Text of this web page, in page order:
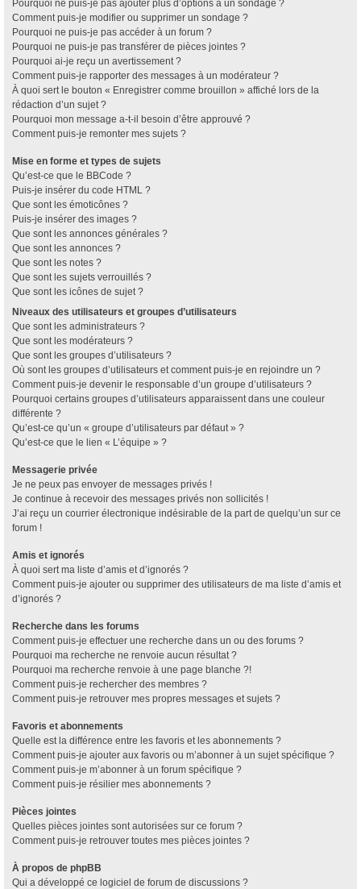
Pourquoi ne puis-je pas ajouter plus d’options à un sondage ?
Comment puis-je modifier ou supprimer un sondage ?
Pourquoi ne puis-je pas accéder à un forum ?
Pourquoi ne puis-je pas transférer de pièces jointes ?
Pourquoi ai-je reçu un avertissement ?
Comment puis-je rapporter des messages à un modérateur ?
À quoi sert le bouton « Enregistrer comme brouillon » affiché lors de la
rédaction d’un sujet ?
Pourquoi mon message a-t-il besoin d’être approuvé ?
Comment puis-je remonter mes sujets ?
Mise en forme et types de sujets
Qu’est-ce que le BBCode ?
Puis-je insérer du code HTML ?
Que sont les émoticônes ?
Puis-je insérer des images ?
Que sont les annonces générales ?
Que sont les annonces ?
Que sont les notes ?
Que sont les sujets verrouillés ?
Que sont les icônes de sujet ?
Niveaux des utilisateurs et groupes d’utilisateurs
Que sont les administrateurs ?
Que sont les modérateurs ?
Que sont les groupes d’utilisateurs ?
Où sont les groupes d’utilisateurs et comment puis-je en rejoindre un ?
Comment puis-je devenir le responsable d’un groupe d’utilisateurs ?
Pourquoi certains groupes d’utilisateurs apparaissent dans une couleur
différente ?
Qu’est-ce qu’un « groupe d’utilisateurs par défaut » ?
Qu’est-ce que le lien « L’équipe » ?
Messagerie privée
Je ne peux pas envoyer de messages privés !
Je continue à recevoir des messages privés non sollicités !
J’ai reçu un courrier électronique indésirable de la part de quelqu’un sur ce
forum !
Amis et ignorés
À quoi sert ma liste d’amis et d’ignorés ?
Comment puis-je ajouter ou supprimer des utilisateurs de ma liste d’amis et
d’ignorés ?
Recherche dans les forums
Comment puis-je effectuer une recherche dans un ou des forums ?
Pourquoi ma recherche ne renvoie aucun résultat ?
Pourquoi ma recherche renvoie à une page blanche ?!
Comment puis-je rechercher des membres ?
Comment puis-je retrouver mes propres messages et sujets ?
Favoris et abonnements
Quelle est la différence entre les favoris et les abonnements ?
Comment puis-je ajouter aux favoris ou m’abonner à un sujet spécifique ?
Comment puis-je m’abonner à un forum spécifique ?
Comment puis-je résilier mes abonnements ?
Pièces jointes
Quelles pièces jointes sont autorisées sur ce forum ?
Comment puis-je retrouver toutes mes pièces jointes ?
À propos de phpBB
Qui a développé ce logiciel de forum de discussions ?